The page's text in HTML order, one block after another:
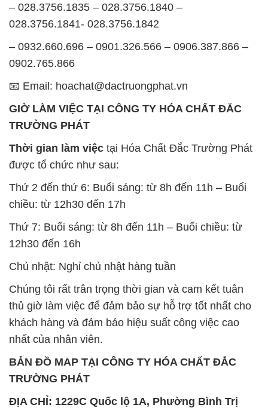
– 028.3756.1835 – 028.3756.1840 –
028.3756.1841- 028.3756.1842
– 0932.660.696 – 0901.326.566 – 0906.387.866 –
0902.765.866
📧 Email: hoachat@dactruongphat.vn
GIỜ LÀM VIỆC TẠI CÔNG TY HÓA CHẤT ĐẮC
TRƯỜNG PHÁT
Thời gian làm việc tại Hóa Chất Đắc Trường Phát
được tổ chức như sau:
Thứ 2 đến thứ 6: Buổi sáng: từ 8h đến 11h – Buổi
chiều: từ 12h30 đến 17h
Thứ 7: Buổi sáng: từ 8h đến 11h – Buổi chiều: từ
12h30 đến 16h
Chủ nhật: Nghỉ chủ nhật hàng tuần
Chúng tôi rất trân trọng thời gian và cam kết tuân
thủ giờ làm việc để đảm bảo sự hỗ trợ tốt nhất cho
khách hàng và đảm bảo hiệu suất công việc cao
nhất của nhân viên.
BẢN ĐỒ MAP TẠI CÔNG TY HÓA CHẤT ĐẮC
TRƯỜNG PHÁT
ĐỊA CHỈ: 1229C Quốc lộ 1A, Phường Bình Trị